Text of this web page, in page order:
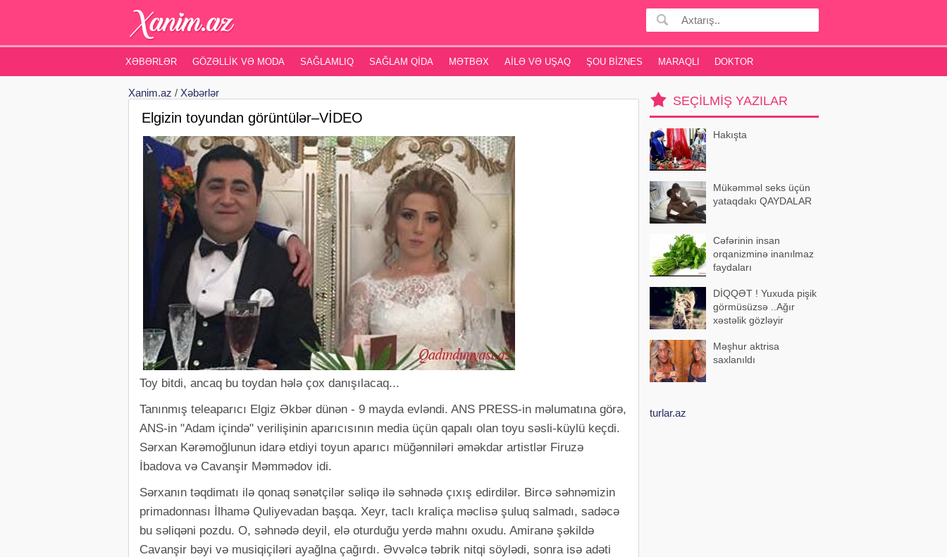
XƏBƏRLƏR GÖZƏLLIK VƏ MODA SAĞLAMLIQ SAĞLAM QIDA MƏTBƏX AILƏ VƏ UŞAQ ŞOU BIZNES MARAQLI DOKTOR
Xanim.az / Xəbərlər
Elgizin toyundan görüntülər–VİDEO
Toy bitdi, ancaq bu toydan hələ çox danışılacaq...
Tanınmış teleaparıcı Elgiz Əkbər dünən - 9 mayda evləndi. ANS PRESS-in məlumatına görə,
ANS-in "Adam içində" verilişinin aparıcısının media üçün qapalı olan toyu səsli-küylü keçdi.
Sərxan Kərəmoğlunun idarə etdiyi toyun aparıcı müğənniləri əməkdar artistlər Firuzə
İbadova və Cavanşir Məmmədov idi.
Sərxanın təqdimatı ilə qonaq sənətçilər səliqə ilə səhnədə çıxış edirdilər. Bircə səhnəmizin
primadonnası İlhamə Quliyevadan başqa. Xeyr, taclı kraliça məclisə şuluq salmadı, sadəcə
bu səliqəni pozdu. O, səhnədə deyil, elə oturduğu yerdə mahnı oxudu. Amiranə şəkildə
Cavanşir bəyi və musiqiçiləri ayağlna çağırdı. Əvvəlcə təbrik nitqi söylədi, sonra isə adəti
SEÇILMIŞ YAZILAR
Hakışta
Mükəmməl seks üçün
yataqdakı QAYDALAR
Cəfərinin insan
orqanizminə inanılmaz
faydaları
DİQQƏT ! Yuxuda pişik
görmüsüzsə ..Ağır
xəstəlik gözləyir
Məşhur aktrisa
saxlanıldı
turlar.az